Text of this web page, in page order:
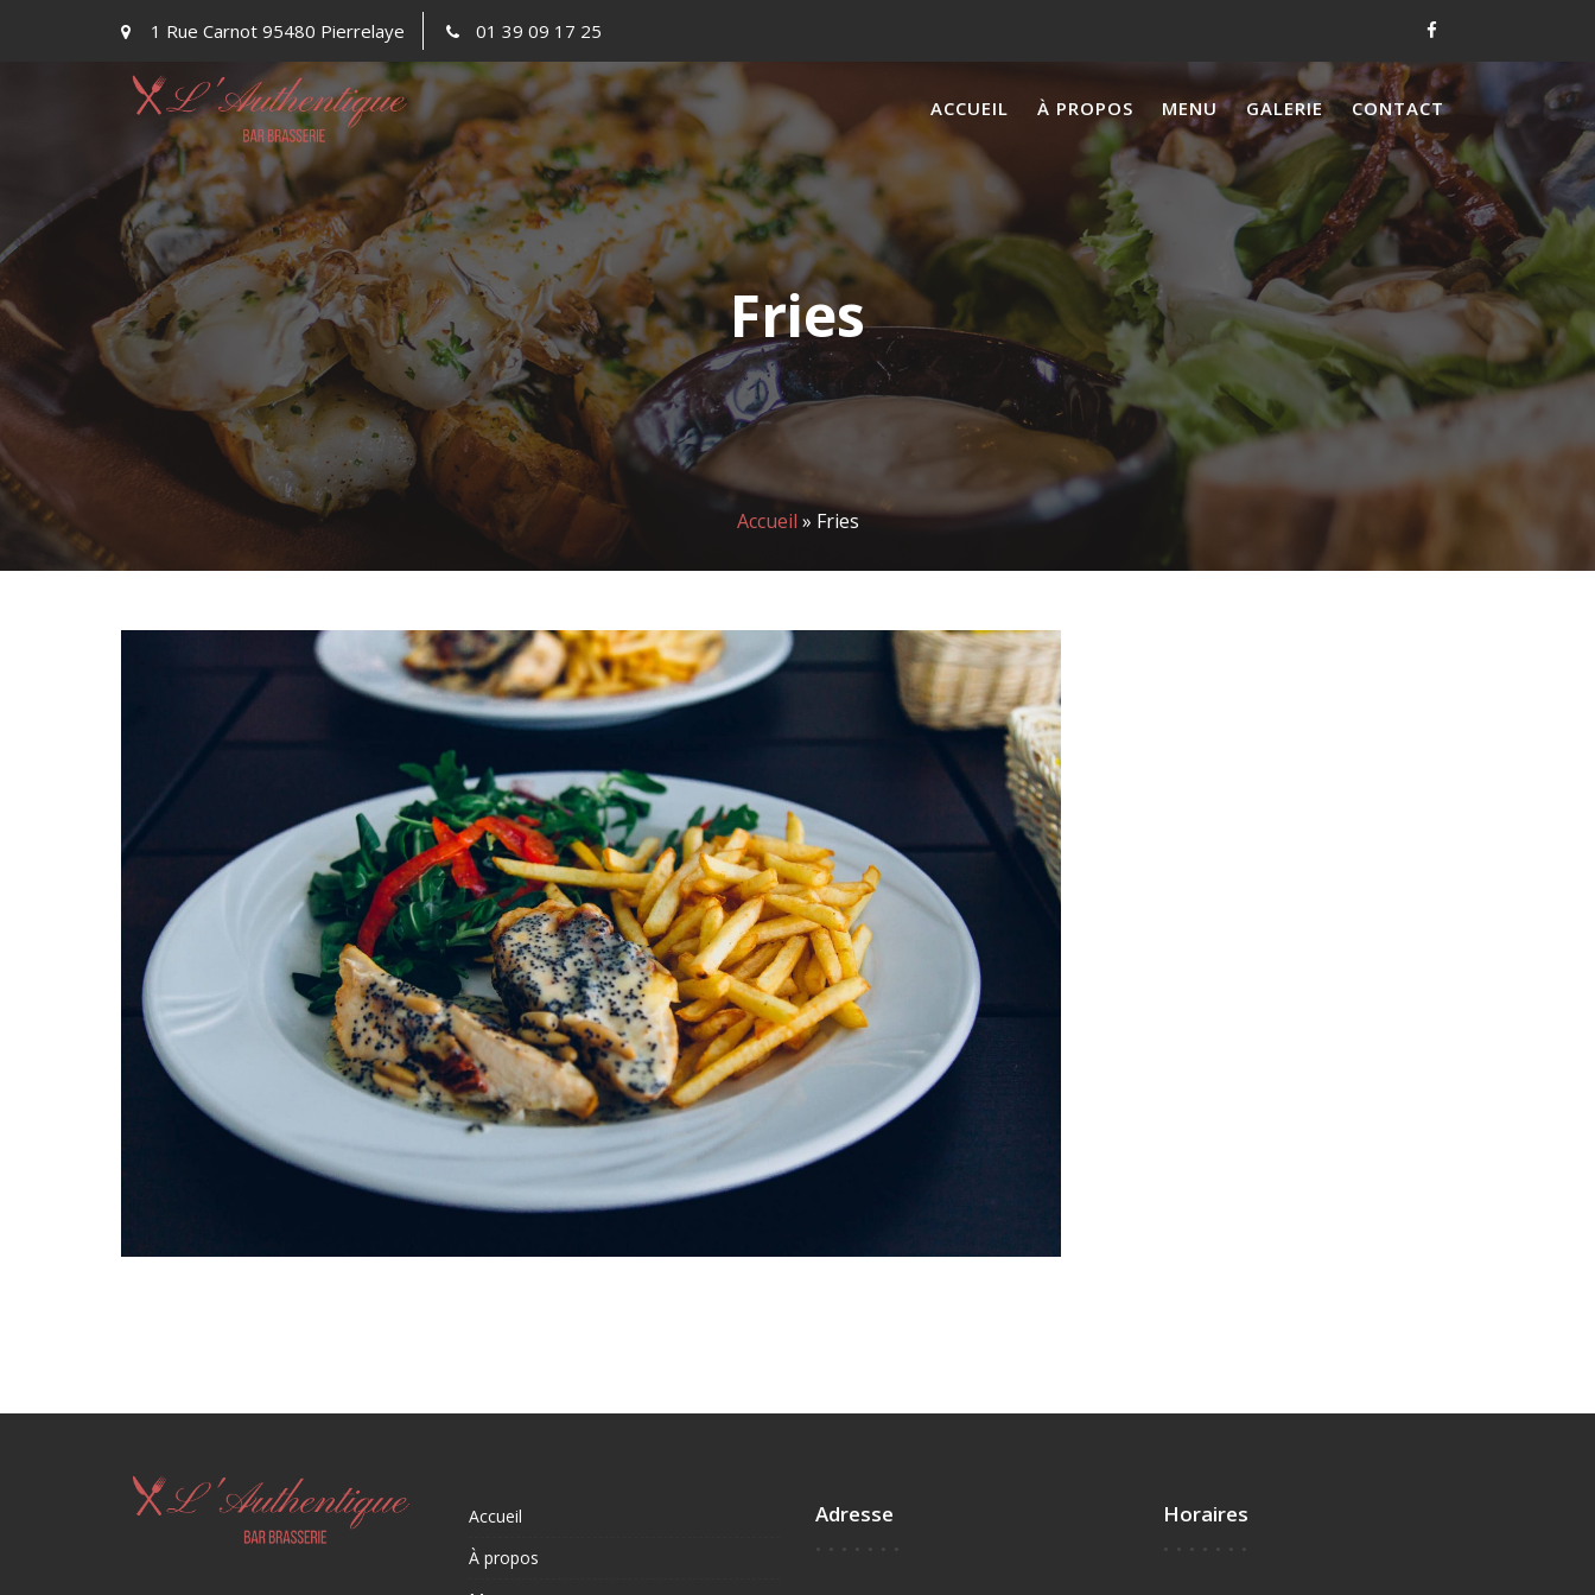
1 Rue Carnot 95480 Pierrelaye 01 39 09 17 25
ACCUEIL À PROPOS MENU GALERIE CONTACT
Fries
Accueil » Fries
Accueil
À propos
Adresse Horaires